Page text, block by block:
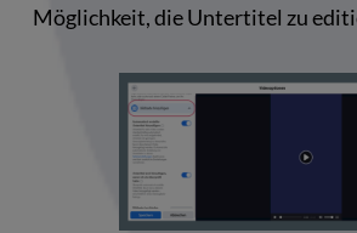
Möglichkeit, die Untertitel zu